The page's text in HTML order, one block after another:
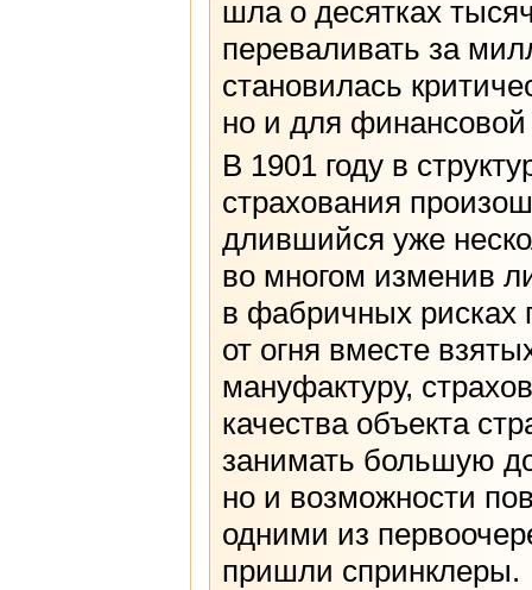
шла о десятках
переваливать за
становилась
но и для
В 1901 году в
страхования
длившийся уже
во многом изменив
в фабричных рисках
от огня вместе
мануфактуру,
качества объекта
занимать большую
но и возможности
одними из
пришли спринклеры.